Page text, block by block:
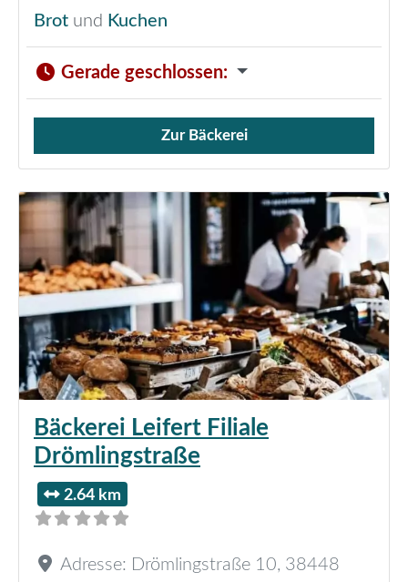
Brot und Kuchen
Gerade geschlossen:
Verkauf von Brötchen,
Zur Bäckerei
Bäckerei Leifert Filiale
Drömlingstraße
2.64 km
Adresse: Drömlingstraße 10, 38448